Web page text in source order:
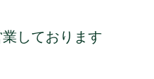
しております